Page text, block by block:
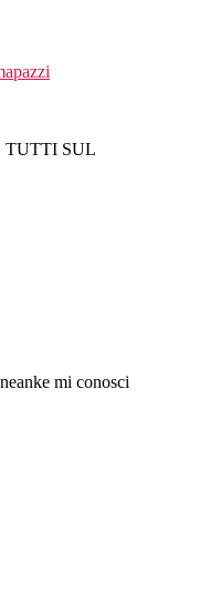
TUTTI SUL
mi conosci